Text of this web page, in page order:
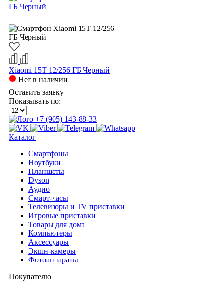
Xiaomi 15T 12/256 ГБ Черный
Нет в наличии
Оставить заявку
Показывать по:
+7 (905) 143-88-33
Каталог
Смартфоны
Ноутбуки
Планшеты
Dyson
Аудио
Смарт-часы
Телевизоры и TV приставки
Игровые приставки
Товары для дома
Компьютеры
Аксесcуары
Экшн-камеры
Фотоаппараты
Покупателю